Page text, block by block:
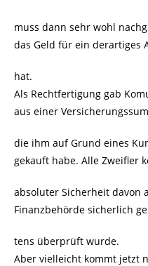
muss dann sehr wohl
das Geld für ein derartiges
hat.
Als Rechtfertigung gab
aus einer
die ihm auf Grund eines
gekauft habe. Alle Zweifler
absoluter Sicherheit davon
Finanzbehörde sicherlich
tens überprüft wurde.
Aber vielleicht kommt jetzt